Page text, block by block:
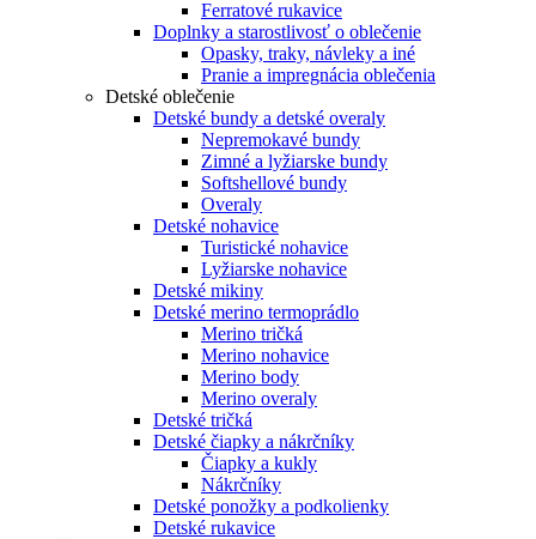
Ferratové rukavice
Doplnky a starostlivosť o oblečenie
Opasky, traky, návleky a iné
Pranie a impregnácia oblečenia
Detské oblečenie
Detské bundy a detské overaly
Nepremokavé bundy
Zimné a lyžiarske bundy
Softshellové bundy
Overaly
Detské nohavice
Turistické nohavice
Lyžiarske nohavice
Detské mikiny
Detské merino termoprádlo
Merino tričká
Merino nohavice
Merino body
Merino overaly
Detské tričká
Detské čiapky a nákrčníky
Čiapky a kukly
Nákrčníky
Detské ponožky a podkolienky
Detské rukavice